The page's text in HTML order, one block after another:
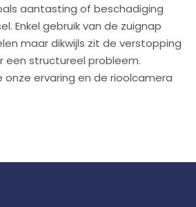
aantasting of beschadiging
Enkel gebruik van de zuignap
maar dikwijls zit de verstopping
structureel probleem.
onze ervaring en de rioolcamera